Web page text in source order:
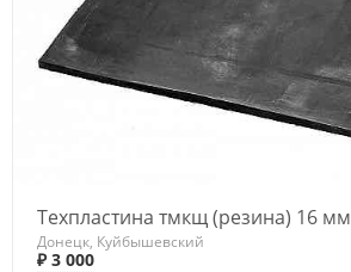
Техпластина тмкщ (резина) 16 мм
Донецк, Куйбышевский
₽ 3 000